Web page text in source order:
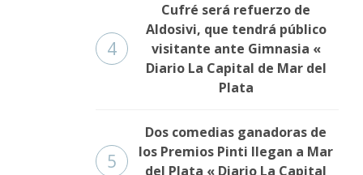
4
Cufré será refuerzo de
Aldosivi, que tendrá público
visitante ante Gimnasia «
Diario La Capital de Mar del
Plata
5
Dos comedias ganadoras de
los Premios Pinti llegan a Mar
del Plata « Diario La Capital